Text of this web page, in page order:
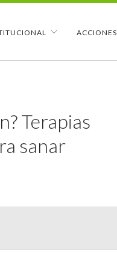
ACCIONES
Terapias
sanar